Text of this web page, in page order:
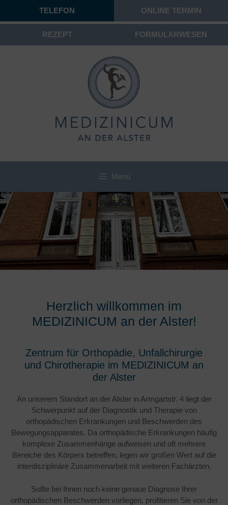
Menü
Herzlich willkommen im
MEDIZINICUM an der Alster!
Zentrum für Orthopädie, Unfallchirurgie
und Chirotherapie im MEDIZINICUM an
der Alster
An unserem Standort an der Alster in Armgartstr. 4 liegt der
Schwerpunkt auf der Diagnostik und Therapie von
orthopädischen Erkrankungen und Beschwerden des
Bewegungsapparates. Da orthopädische Erkrankungen häufig
komplexe Zusammenhänge aufweisen und oft mehrere
Bereiche des Körpers betreffen, legen wir großen Wert auf die
interdisziplinäre Zusammenarbeit mit weiteren Fachärzten.
Sollte bei Ihnen noch keine genaue Diagnose Ihrer
orthopädischen Beschwerden vorliegen, profitieren Sie von der
TELEFON ONLINE TERMIN
REZEPT FORMULARWESEN